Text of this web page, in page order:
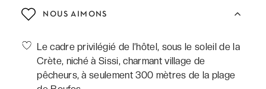
NOUS AIMONS
Le cadre privilégié de l’hôtel, sous le soleil de la
Crète, niché à Sissi, charmant village de
pêcheurs, à seulement 300 mètres de la plage